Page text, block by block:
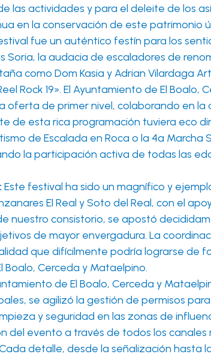
las actividades y para el deleite de los
en la conservación de este patrimonio
fue un auténtico festín para los
Soria, la audacia de escaladores de
como Dom Kasia y Adrian Vilardaga
Rock 19». El Ayuntamiento de El Boalo,
de primer nivel, colaborando en la
de esta rica programación tuviera eco
de Escalada en Roca o la 4ª Marcha
la participación activa de todas las
Este festival ha sido un magnífico y
El Real y Soto del Real, con el
nuestro consistorio, se apostó
de mayor envergadura. La
que difícilmente podría lograrse de
Cerceda y Mataelpino.
de El Boalo, Cerceda y
se agilizó la gestión de permisos
y seguridad en las zonas de
del evento a través de todos los canales
detalle, desde la señalización hasta